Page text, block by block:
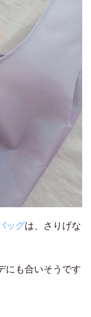
ッグは、さりげな
にも合いそうです